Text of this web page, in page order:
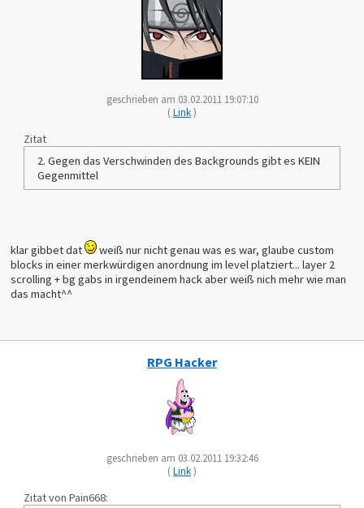
geschrieben am 03.02.2011 19:07:10
(Link)
Zitat
2. Gegen das Verschwinden des Backgrounds gibt es KEIN
Gegenmittel
klar gibbet dat
weiß nur nicht genau was es war, glaube custom
blocks in einer merkwürdigen anordnung im level platziert... layer 2
scrolling + bg gabs in irgendeinem hack aber weiß nich mehr wie man
das macht^^
RPG Hacker
geschrieben am 03.02.2011 19:32:46
(Link)
Zitat von Pain668: